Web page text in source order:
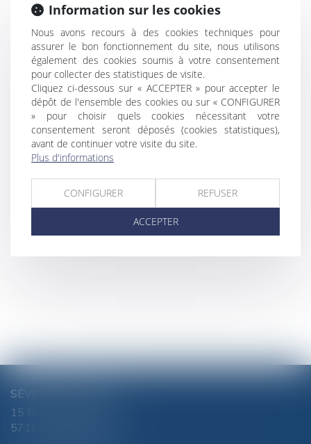
SÉVERINE CHANEL
15 Rue du Luxembourg
57100 THIONVILLE
Information sur les cookies
Nous avons recours à des cookies techniques pour
assurer le bon fonctionnement du site, nous utilisons
également des cookies soumis à votre consentement
pour collecter des statistiques de visite.
Cliquez ci-dessous sur « ACCEPTER » pour accepter le
dépôt de l'ensemble des cookies ou sur « CONFIGURER
» pour choisir quels cookies nécessitant votre
consentement seront déposés (cookies statistiques),
avant de continuer votre visite du site.
Plus d'informations
CONFIGURER REFUSER
ACCEPTER